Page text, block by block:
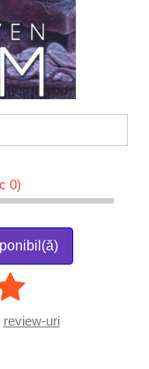
0)
review-uri